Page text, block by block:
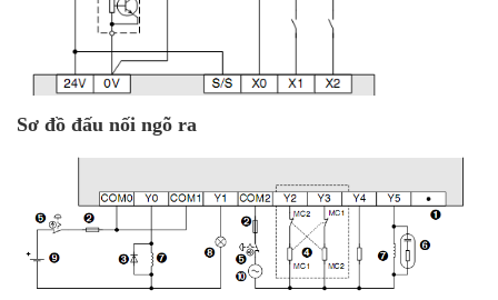
Sơ đồ đấu nối ngõ ra